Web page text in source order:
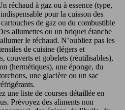
réchaud à gaz ou à essence (type,
pour la cuisson des
de gaz ou du combustible
allumettes ou un briquet étanche
le réchaud. N’oubliez pas les
de cuisine (légers et
couverts et gobelets (réutilisables),
(hermétiques), une éponge, du
une glacière ou un sac
une liste de courses détaillée en
Prévoyez des aliments non